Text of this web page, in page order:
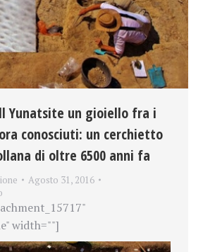
Yunatsite un gioiello fra i
conosciuti: un cerchietto
di oltre 6500 anni fa
Agosto 31, 2016
width=""]